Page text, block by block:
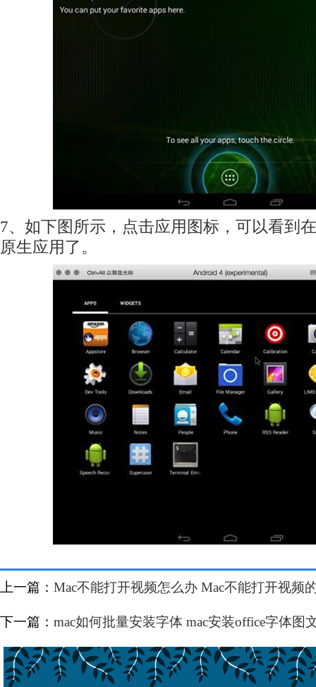
7、如下图所示，点击应用图标，可以看到
原生应用了。
上一篇： Mac不能打开视频怎么办 Mac不能打开视频
下一篇： mac如何批量安装字体 mac安装office字体图